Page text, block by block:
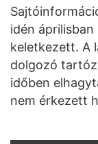
idén
keletkezett. A
dolgozó
időben
nem érkezett